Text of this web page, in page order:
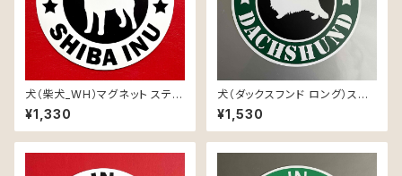
犬（柴犬_WH）マグネット ステッ
カー 防水 車用
¥1,330
犬（ダックスフンド ロング）スタ
バ風 マグネット ステッカー 防水
車用
¥1,530